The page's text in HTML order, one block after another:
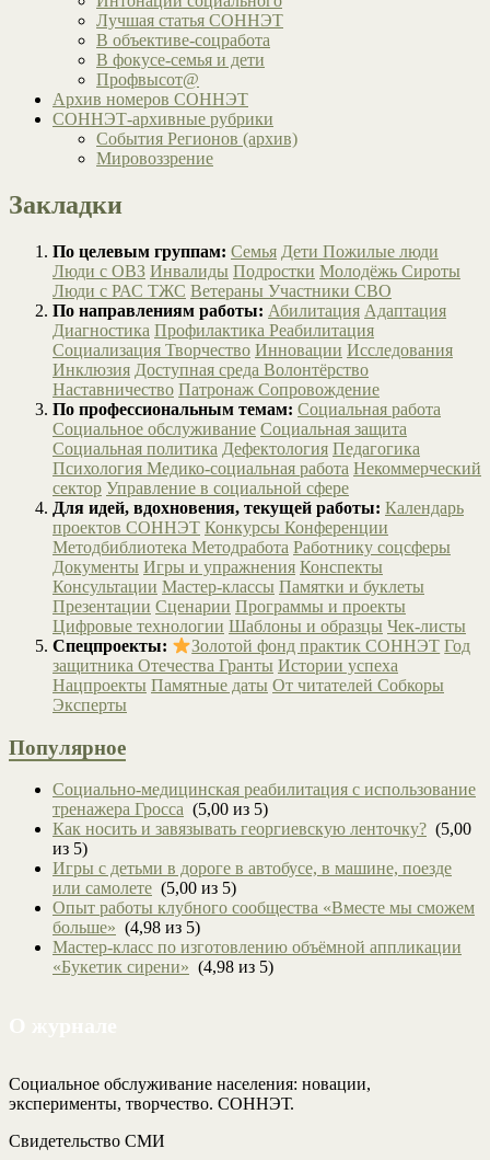
Лучшая статья СОННЭТ
В объективе-соцработа
В фокусе-семья и дети
Профвысот@
Архив номеров СОННЭТ
СОННЭТ-архивные рубрики
События Регионов (архив)
Мировоззрение
Закладки
По целевым группам: Семья Дети Пожилые люди
Люди с ОВЗ Инвалиды Подростки Молодёжь Сироты
Люди с РАС ТЖС Ветераны Участники СВО
По направлениям работы: Абилитация Адаптация
Диагностика Профилактика Реабилитация
Социализация Творчество Инновации Исследования
Инклюзия Доступная среда Волонтёрство
Наставничество Патронаж Сопровождение
По профессиональным темам: Социальная работа
Социальное обслуживание Социальная защита
Социальная политика Дефектология Педагогика
Психология Медико-социальная работа Некоммерческий
сектор Управление в социальной сфере
Для идей, вдохновения, текущей работы: Календарь
проектов СОННЭТ Конкурсы Конференции
Методбиблиотека Методработа Работнику соцсферы
Документы Игры и упражнения Конспекты
Консультации Мастер-классы Памятки и буклеты
Презентации Сценарии Программы и проекты
Цифровые технологии Шаблоны и образцы Чек-листы
Спецпроекты:
Золотой фонд практик СОННЭТ Год
защитника Отечества Гранты Истории успеха
Нацпроекты Памятные даты От читателей Собкоры
Эксперты
Популярное
Социально-медицинская реабилитация с использование
тренажера Гросса (5,00 из 5)
Как носить и завязывать георгиевскую ленточку? (5,00
из 5)
Игры с детьми в дороге в автобусе, в машине, поезде
или самолете (5,00 из 5)
Опыт работы клубного сообщества «Вместе мы сможем
больше» (4,98 из 5)
Мастер-класс по изготовлению объёмной аппликации
«Букетик сирени» (4,98 из 5)
Социальное обслуживание населения: новации,
эксперименты, творчество. СОННЭТ.
Свидетельство СМИ